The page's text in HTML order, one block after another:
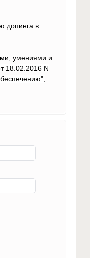
допинга в
умениями и
18.02.2016 N